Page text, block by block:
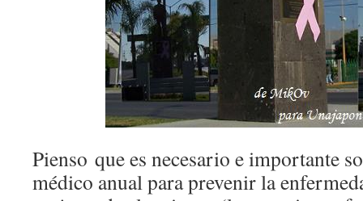
Pienso que es necesario e importante
médico anual para prevenir la